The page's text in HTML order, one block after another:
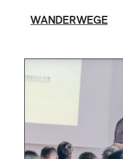
WANDERWEGE